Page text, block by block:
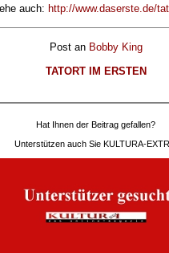
auch: http://www.daserste.de/
Post an Bobby King
TATORT IM ERSTEN
Hat Ihnen der Beitrag gefallen?
Unterstützen auch Sie KULTURA-